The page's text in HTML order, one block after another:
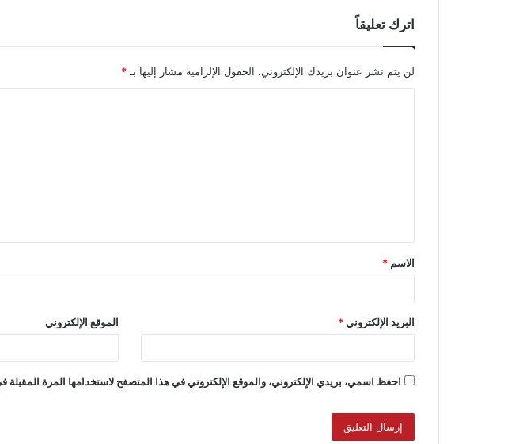
اترك تعليقاً
لن يتم نشر عنوان بريدك الإلكتروني. الحقول الإلزامية مشار إليها بـ *
الاسم *
البريد الإلكتروني* الموقع الإلكتروني
احفظ اسمي، بريدي الإلكتروني، والموقع الإلكتروني في هذا المتصفح لاستخدامها المرة المقبلة